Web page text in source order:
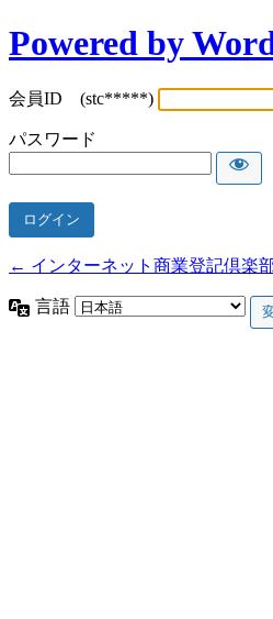
Powered by
会員ID (stc*****)
パスワード
← インターネット商業登記倶楽
言語